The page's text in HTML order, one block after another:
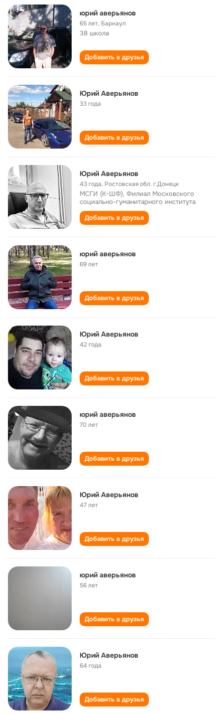
юрий аверьянов
65 лет, Барнаул
38 школа
Добавить в друзья
Юрий Аверьянов
33 года
Добавить в друзья
Юрий Аверьянов
43 года, Ростовская обл. г.Донецк
МСГИ (К-ШФ), Филиал Московского
социально-гуманитарного института
Добавить в друзья
юрий аверьянов
69 лет
Добавить в друзья
Юрий Аверьянов
42 года
Добавить в друзья
юрий аверьянов
70 лет
Добавить в друзья
Юрий Аверьянов
47 лет
Добавить в друзья
юрий аверьянов
56 лет
Добавить в друзья
Юрий Аверьянов
64 года
Добавить в друзья